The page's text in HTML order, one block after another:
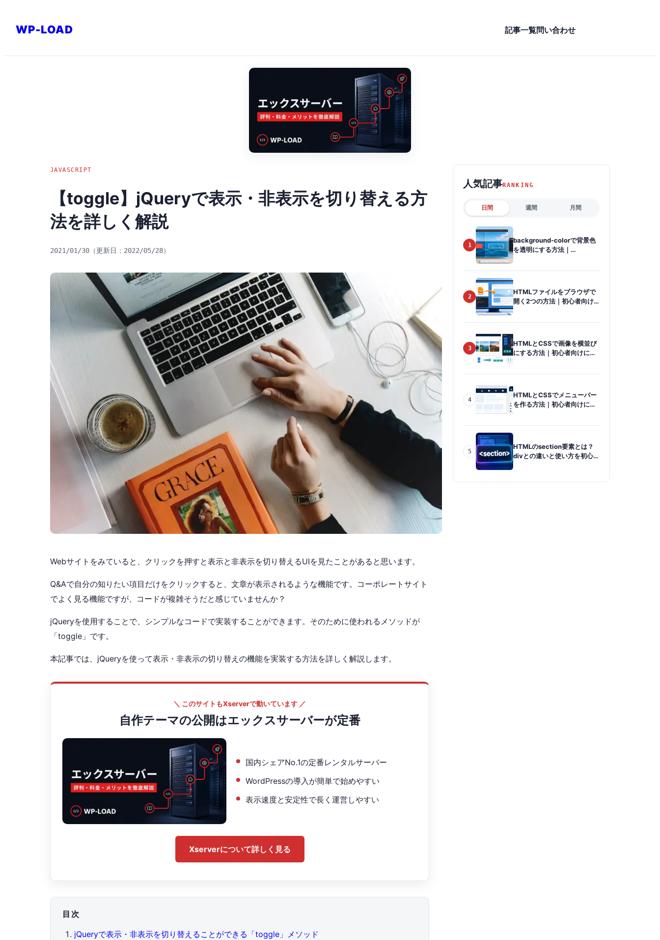
ス
WP-LOAD 記事一覧問い合わせ
JAVASCRIPT
【toggle】jQueryで表示・非表示を切り替える方
法を詳しく解説
2021/01/30 2022/05/28
Webサイトをみていると、クリックを押すと表示と非表示を切り替えるUIを見たことがあると思います。
Q&Aで自分の知りたい項目だけをクリックすると、文章が表示されるような機能です。コーポレートサイト
でよく見る機能ですが、コードが複雑そうだと感じていませんか？
jQueryを使用することで、シンプルなコードで実装することができます。そのために使われるメソッドが
「toggle」です。
本記事では、jQueryを使って表示・非表示の切り替えの機能を実装する方法を詳しく解説します。
＼ このサイトもXserverで動いています ／
自作テーマの公開はエックスサーバーが定番
国内シェアNo.1の定番レンタルサーバー
WordPressの導入が簡単で始めやすい
表示速度と安定性で長く運営しやすい
Xserverについて詳しく見る
目次
jQueryで表示・非表示を切り替えることができる「toggle」メソッド
人気記事RANKING
日間 週間 月間
1
background-colorで背景色
を透明にする方法｜
2
HTMLファイルをブラウザで
開く2つの方法｜初心者向け
3
HTMLとCSSで画像を横並び
にする方法｜初心者向けに
4
HTMLとCSSでメニューバー
を作る方法｜初心者向けに手
5
HTMLのsection要素とは？
divとの違いと使い方を初心者